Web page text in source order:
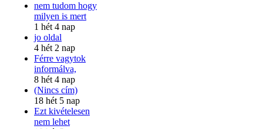
nem tudom hogy
milyen is mert
1 hét 4 nap
jo oldal
4 hét 2 nap
Férre vagytok
informálva,
8 hét 4 nap
(Nincs cím)
18 hét 5 nap
Ezt kivételesen
nem lehet